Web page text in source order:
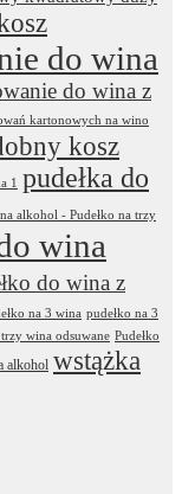
do wina
do wina z
kartonowych na wino
kosz
1
pudełka do
alkohol - Pudełko na trzy
wina
do wina z
na 3 wina pudełko na 3
trzy wina odsuwane Pudełko
alkohol wstążka